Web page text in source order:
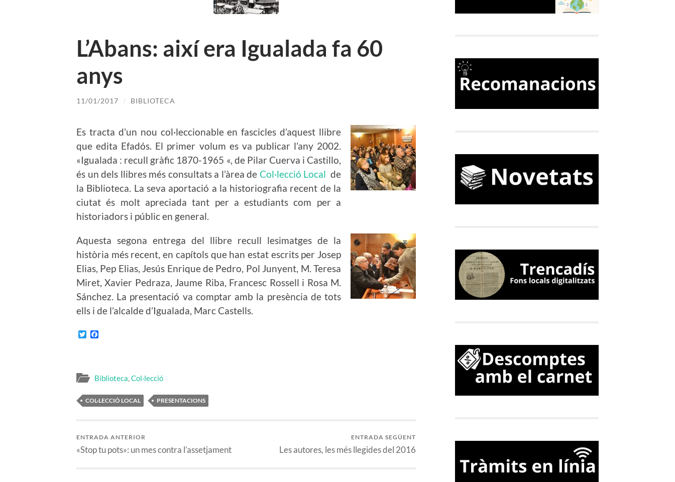
L’Abans: així era Igualada fa 60
anys
11/01/2017 / BIBLIOTECA
Es tracta d’un nou col·leccionable en fascicles d’aquest llibre
que edita Efadós. El primer volum es va publicar l’any 2002.
«Igualada : recull gràfic 1870-1965 «, de Pilar Cuerva i Castillo,
és un dels llibres més consultats a l’àrea de Col·lecció Local de
la Biblioteca. La seva aportació a la historiografia recent de la
ciutat és molt apreciada tant per a estudiants com per a
historiadors i públic en general.
Aquesta segona entrega del llibre recull lesimatges de la
història més recent, en capítols que han estat escrits per Josep
Elias, Pep Elias, Jesús Enrique de Pedro, Pol Junyent, M. Teresa
Miret, Xavier Pedraza, Jaume Riba, Francesc Rossell i Rosa M.
Sánchez. La presentació va comptar amb la presència de tots
ells i de l’alcalde d’Igualada, Marc Castells.
Twitter
Biblioteca,Col·lecció
COL·LECCIÓ LOCAL PRESENTACIONS
ENTRADA ANTERIOR
«Stop tu pots»: un mes contra l’assetjament
ENTRADA SEGÜENT
Les autores, les més llegides del 2016